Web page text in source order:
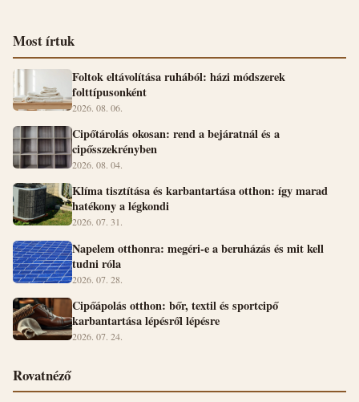
Most írtuk
Foltok eltávolítása ruhából: házi módszerek
folttípusonként
2026. 08. 06.
Cipőtárolás okosan: rend a bejáratnál és a
cipősszekrényben
2026. 08. 04.
Klíma tisztítása és karbantartása otthon: így marad
hatékony a légkondi
2026. 07. 31.
Napelem otthonra: megéri-e a beruházás és mit kell
tudni róla
2026. 07. 28.
Cipőápolás otthon: bőr, textil és sportcipő
karbantartása lépésről lépésre
2026. 07. 24.
Rovatnéző